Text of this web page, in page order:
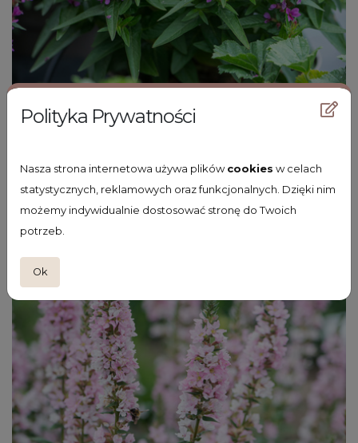
Polityka Prywatności
Nasza strona internetowa używa plikówcookies w celach
statystycznych, reklamowych oraz funkcjonalnych. Dzięki nim
możemy indywidualnie dostosować stronę do Twoich
potrzeb.
Ok
Lythrum salicaria 'Robin'